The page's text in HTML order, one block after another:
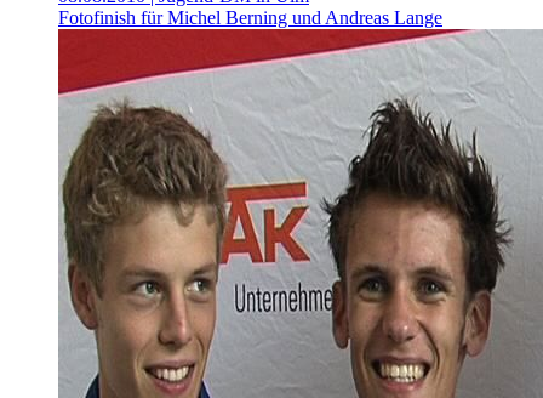
Fotofinish für Michel Berning und Andreas Lange